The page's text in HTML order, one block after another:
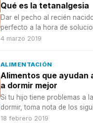
Qué es la tetanalgesia
Dar el pecho al recién
perfecto a la hora de
de los males del bebé: es la
4 marzo 2019
ALIMENTACIÓN
Alimentos que ayudan
a dormir mejor
Si tu hijo tiene problemas a
dormir, toma nota de los
alimentos que le ayudarán a
18 febrero 2019